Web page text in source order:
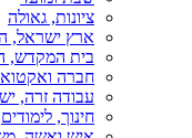
ציונות, גאולה
ארץ ישראל,
בית המקדש,
חברה
עבודה זרה,
חינוך,